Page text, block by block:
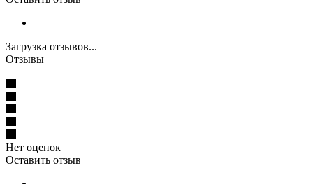
Загрузка отзывов...
Отзывы
Нет оценок
Оставить отзыв